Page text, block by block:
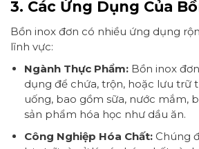
3. Các Ứng Dụng Của
Bồn inox đơn có nhiều ứng dụng
lĩnh vực:
Ngành Thực Phẩm:Bồn inox
dụng để chứa, trộn, hoặc lưu trữ
uống, bao gồm sữa, nước mắm,
sản phẩm hóa học như dầu ăn.
Công Nghiệp Hóa Chất:Chúng